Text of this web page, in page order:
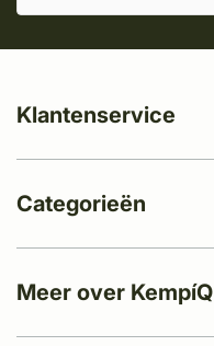
Meer over KempíQ
Klantenservice
Categorieën